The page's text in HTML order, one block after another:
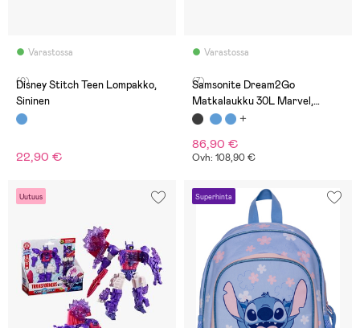
Varastossa
(0)
Disney Stitch Teen Lompakko,
Sininen
22,90 €
Varastossa
(7)
Samsonite Dream2Go
Matkalaukku 30L Marvel,
Spider-Man Mystery
86,90 €
Ovh: 108,90 €
Uutuus Superhinta